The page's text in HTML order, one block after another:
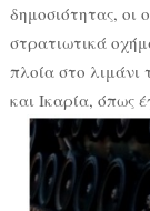
δημοσιότητας, οι
στρατιωτικά
πλοία στο
και Ικαρία, όπως